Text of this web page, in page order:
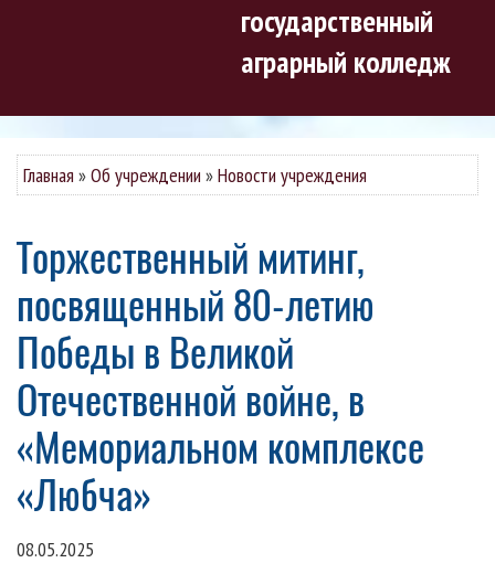
государственный
аграрный колледж
Главная »Об учреждении »Новости учреждения
Торжественный митинг,
посвященный 80-летию
Победы в Великой
Отечественной войне, в
«Мемориальном комплексе
«Любча»
08.05.2025